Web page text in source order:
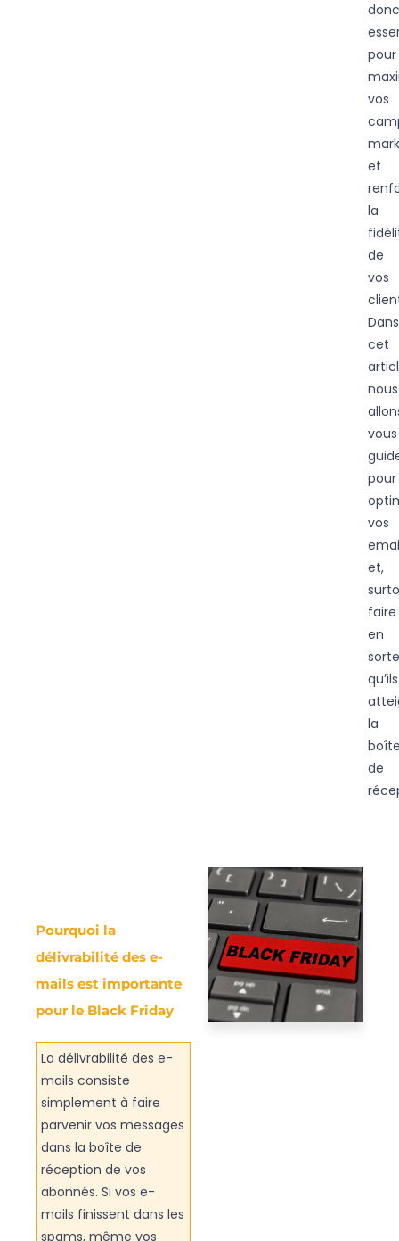
donc
pour
vos
et
la
de
vos
Dans
cet
nous
vous
pour
vos
et,
faire
en
sorte
qu’ils
la
de
Pourquoi la
délivrabilité des e-
mails est importante
pour le Black Friday
La délivrabilité des e-
mails consiste
simplement à faire
parvenir vos messages
dans la boîte de
réception de vos
abonnés. Si vos e-
mails finissent dans les
spams, même vos